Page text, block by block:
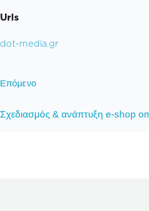
Urls
dot-media.gr
Επόμενο
Σχεδιασμός & ανάπτυξη e-shop